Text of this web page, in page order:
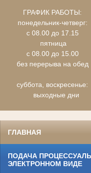
ГРАФИК РАБОТЫ:
понедельник-четверг:
с 08.00 до 17.15
пятница
с 08.00 до 15.00
без перерыва на обед
суббота, воскресенье:
выходные дни
ГЛАВНАЯ
ПОДАЧА
ЭЛЕКТРОННОМ ВИДЕ